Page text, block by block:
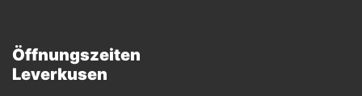
Öffnungszeiten
Leverkusen